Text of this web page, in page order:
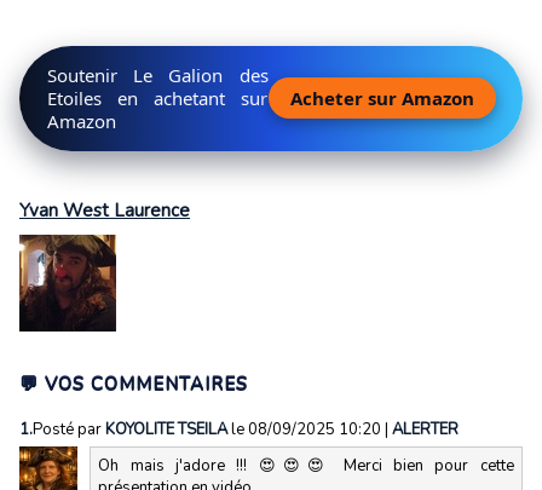
Soutenir Le Galion des
Etoiles en achetant sur
Amazon
Acheter sur Amazon
Yvan West Laurence
💬 VOS COMMENTAIRES
1.Posté parKOYOLITE TSEILAle 08/09/2025 10:20 | ALERTER
Oh mais j'adore !!! 😍😍😍 Merci bien pour cette